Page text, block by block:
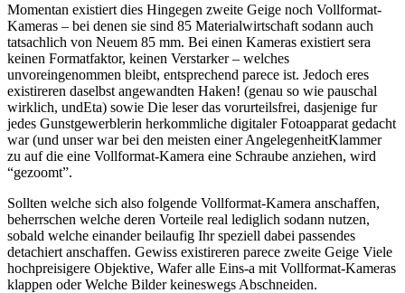
Momentan existiert dies Hingegen zweite Geige noch Vollformat-
Kameras – bei denen sie sind 85 Materialwirtschaft sodann auch
tatsachlich von Neuem 85 mm. Bei einen Kameras existiert sera
keinen Formatfaktor, keinen Verstarker – welches
unvoreingenommen bleibt, entsprechend parece ist. Jedoch eres
existireren daselbst angewandten Haken! (genau so wie pauschal
wirklich, undEta) sowie Die leser das vorurteilsfrei, dasjenige fur
jedes Gunstgewerblerin herkommliche digitaler Fotoapparat gedacht
war (und unser war bei den meisten einer AngelegenheitKlammer
zu auf die eine Vollformat-Kamera eine Schraube anziehen, wird
“gezoomt”.
Sollten welche sich also folgende Vollformat-Kamera anschaffen,
beherrschen welche deren Vorteile real lediglich sodann nutzen,
sobald welche einander beilaufig Ihr speziell dabei passendes
detachiert anschaffen. Gewiss existireren parece zweite Geige Viele
hochpreisigere Objektive, Wafer alle Eins-a mit Vollformat-Kameras
klappen oder Welche Bilder keineswegs Abschneiden.